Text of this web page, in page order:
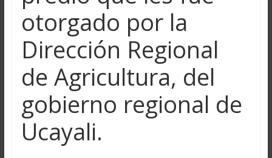
otorgado por la
Dirección Regional
de Agricultura, del
gobierno regional de
Ucayali.